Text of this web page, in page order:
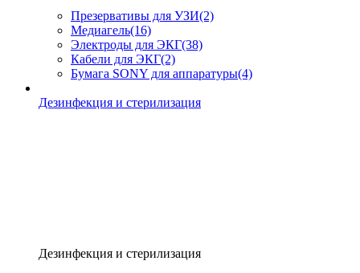
Презервативы для УЗИ(2)
Медиагель(16)
Электроды для ЭКГ(38)
Кабели для ЭКГ(2)
Бумага SONY для аппаратуры(4)
Дезинфекция и стерилизация
Дезинфекция и стерилизация